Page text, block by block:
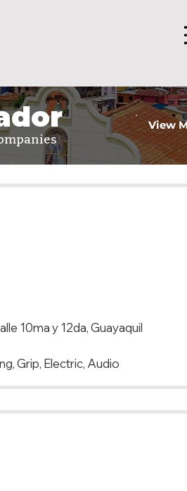
View
10ma y 12da, Guayaquil
Grip, Electric, Audio